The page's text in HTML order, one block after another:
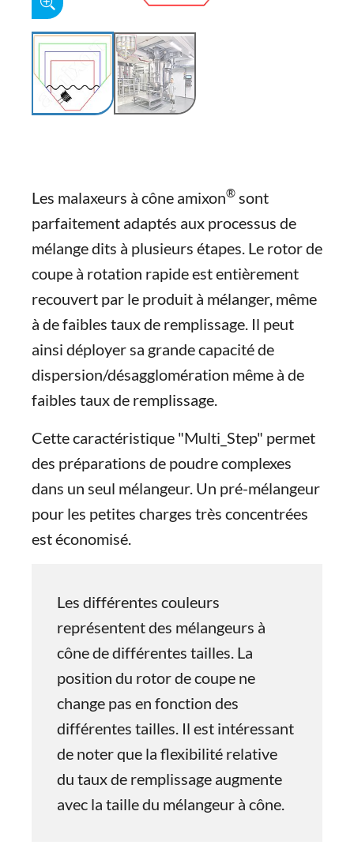
Les malaxeurs à cône amixon® sont
parfaitement adaptés aux processus de
mélange dits à plusieurs étapes. Le rotor de
coupe à rotation rapide est entièrement
recouvert par le produit à mélanger, même
à de faibles taux de remplissage. Il peut
ainsi déployer sa grande capacité de
dispersion/désagglomération même à de
faibles taux de remplissage.
Cette caractéristique "Multi_Step" permet
des préparations de poudre complexes
dans un seul mélangeur. Un pré-mélangeur
pour les petites charges très concentrées
est économisé.
Les différentes couleurs
représentent des mélangeurs à
cône de différentes tailles. La
position du rotor de coupe ne
change pas en fonction des
différentes tailles. Il est intéressant
de noter que la flexibilité relative
du taux de remplissage augmente
avec la taille du mélangeur à cône.